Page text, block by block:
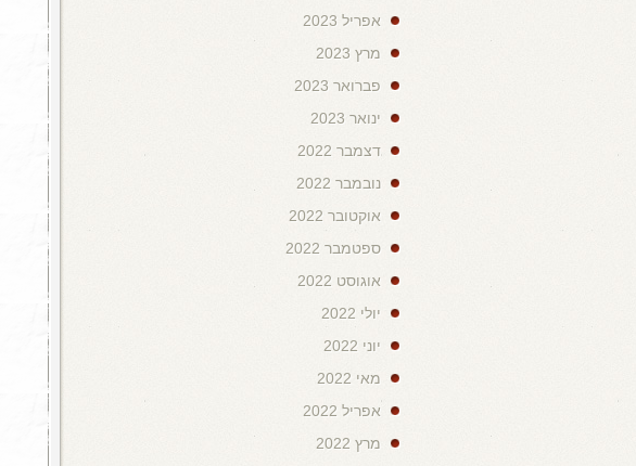
אפריל 2023
מרץ 2023
פברואר 2023
ינואר 2023
דצמבר 2022
נובמבר 2022
אוקטובר 2022
ספטמבר 2022
אוגוסט 2022
יולי 2022
יוני 2022
מאי 2022
אפריל 2022
מרץ 2022